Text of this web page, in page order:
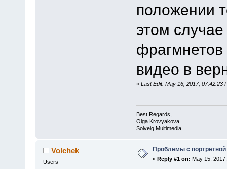
положении
этом
фрагмнетов
видео в
« Last Edit: May 16, 2017, 07:42:23
Best Regards,
Olga Krovyakova
Solveig Multimedia
Volchek
Users
Проблемы с
« Reply #1 on: May 15,